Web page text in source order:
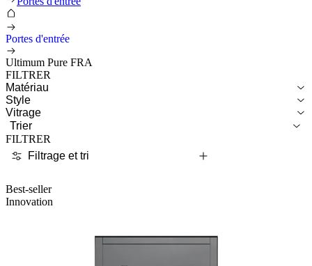
Portes d'entrée
Ultimum Pure FRA
FILTRER
Matériau
Style
Vitrage
Trier
FILTRER
Filtrage et tri
Best-seller
Innovation